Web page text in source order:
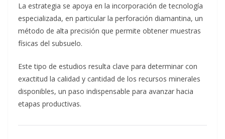
La estrategia se apoya en la incorporación de tecnología
especializada, en particular la perforación diamantina, un
método de alta precisión que permite obtener muestras
físicas del subsuelo.
Este tipo de estudios resulta clave para determinar con
exactitud la calidad y cantidad de los recursos minerales
disponibles, un paso indispensable para avanzar hacia
etapas productivas.